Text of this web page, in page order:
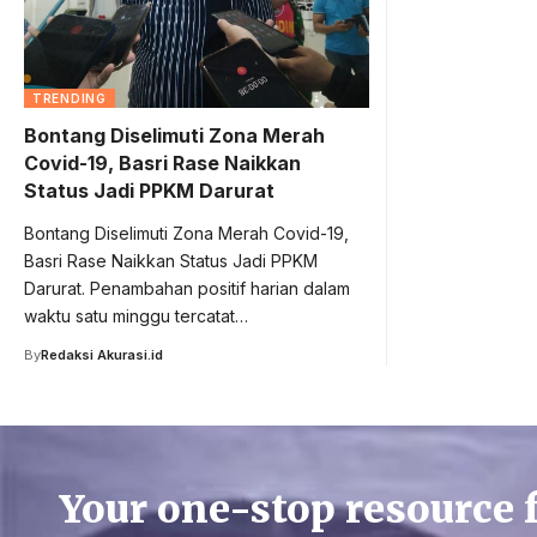
TRENDING
Bontang Diselimuti Zona Merah
Covid-19, Basri Rase Naikkan
Status Jadi PPKM Darurat
Bontang Diselimuti Zona Merah Covid-19,
Basri Rase Naikkan Status Jadi PPKM
Darurat. Penambahan positif harian dalam
waktu satu minggu tercatat…
ByRedaksi Akurasi.id
Your one-stop resource